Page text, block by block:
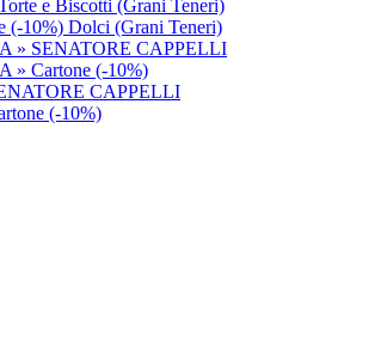
e Biscotti (Grani Teneri)
10%) Dolci (Grani Teneri)
» SENATORE CAPPELLI
» Cartone (-10%)
CAPPELLI
(-10%)